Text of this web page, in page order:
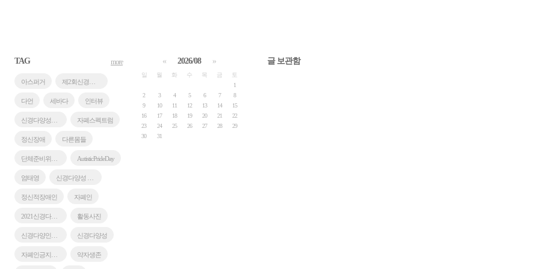
TAG
아스퍼거
다언 세바다 인터뷰
자폐스펙트럼
정신장애 다른몸들
AutisticPrideDay
엄태영
정신적장애인 자폐인
2021신경다양인모꼬지 활동사진
신경다양성
약자생존
more « 2026/08 »
일 월 화 수 목 금
토
1
2
3 4 5 6 7
8
9
10 11 12 13 14
15
16
17 18 19 20 21
22
23
24 25 26 27 28
29
30
31
글 보관함